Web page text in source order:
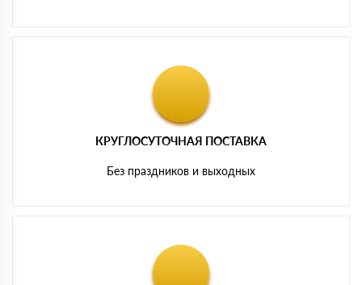
КРУГЛОСУТОЧНАЯ ПОСТАВКА
Без праздников и выходных